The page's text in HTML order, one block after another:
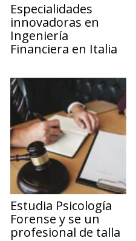
Especialidades
innovadoras en
Ingeniería
Financiera en Italia
Estudia Psicología
Forense y se un
profesional de talla